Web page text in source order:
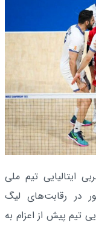
ایتالیایی تیم ملی
در رقابت‌های لیگ
تیم پیش از اعزام به